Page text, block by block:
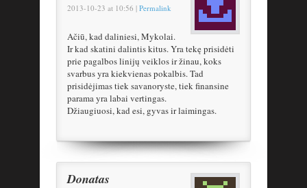
2013-10-23 at 10:56 | Permalink
Ačiū, kad daliniesi, Mykolai.
Ir kad skatini dalintis kitus. Yra tekę prisidėti
prie pagalbos linijų veiklos ir žinau, koks
svarbus yra kiekvienas pokalbis. Tad
prisidėjimas tiek savanoryste, tiek finansine
parama yra labai vertingas.
Džiaugiuosi, kad esi, gyvas ir laimingas.
Donatas